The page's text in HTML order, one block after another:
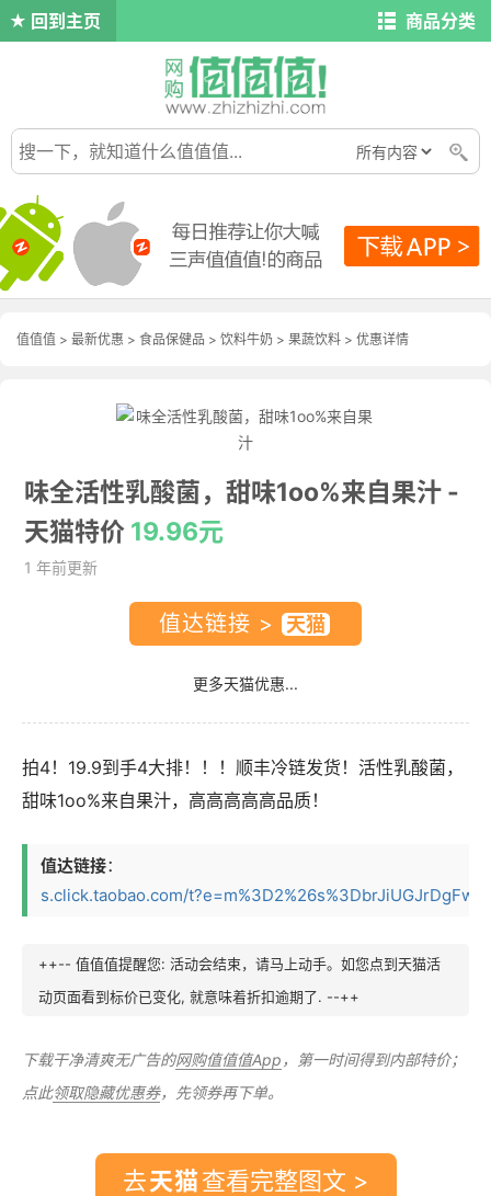
回到主页 商品分类
值值值 > 最新优惠 > 食品保健品 > 饮料牛奶 > 果蔬饮料 > 优惠详情
味全活性乳酸菌，甜味1oo%来自果汁 -
天猫特价 19.96元
1 年前更新
值达链接 >
更多天猫优惠...
拍4！19.9到手4大排！！！顺丰冷链发货！活性乳酸菌，
甜味1oo%来自果汁，高高高高高品质！
值达链接：
s.click.taobao.com/
++-- 值值值提醒您: 活动会结束，请马上动手。如您点到天猫活
动页面看到标价已变化, 就意味着折扣逾期了. --++
下载干净清爽无广告的网购值值值App ，第一时间得到内部特价；
点此领取隐藏优惠券，先领券再下单。
去 查看完整图文 >